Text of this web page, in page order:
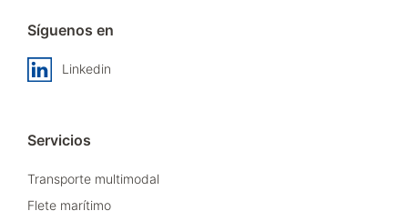
Síguenos en
Linkedin
Servicios
Transporte multimodal
Flete marítimo